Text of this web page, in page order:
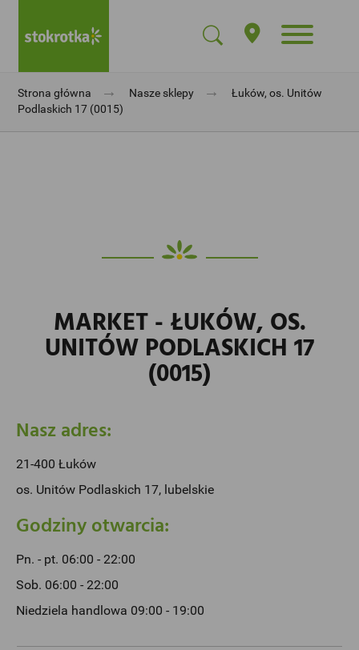
Strona główna → Nasze sklepy →
Łuków, os. Unitów
Podlaskich 17 (0015)
MARKET - ŁUKÓW, OS.
UNITÓW PODLASKICH 17
(0015)
Nasz adres:
21-400 Łuków
os. Unitów Podlaskich 17, lubelskie
Godziny otwarcia:
Pn. - pt. 06:00 - 22:00
Sob. 06:00 - 22:00
Niedziela handlowa 09:00 - 19:00